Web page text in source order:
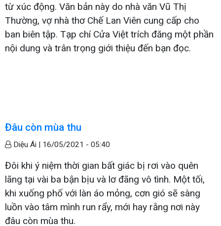
từ xúc động. Văn bản này do nhà văn Vũ Thị
Thường, vợ nhà thơ Chế Lan Viên cung cấp cho
ban biên tập. Tạp chí Cửa Việt trích đăng một phần
nội dung và trân trọng giới thiệu đến bạn đọc.
Đâu còn mùa thu
Diệu Ái | 16/05/2021 - 05:40
Đôi khi ý niệm thời gian bất giác bị rơi vào quên
lãng tại vài ba bận bịu và lơ đãng vô tình. Một tối,
khi xuống phố với làn áo mỏng, cơn gió sẽ sàng
luồn vào tâm mình run rẩy, mới hay rằng nơi này
đâu còn mùa thu.